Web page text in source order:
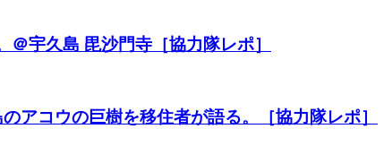
＠宇久島 毘沙門寺［協力隊レポ］
アコウの巨樹を移住者が語る。［協力隊レポ］